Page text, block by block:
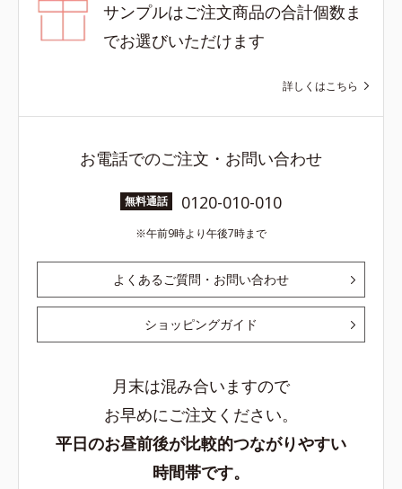
サンプルはご注文商品の合計個数ま
でお選びいただけます
詳しくはこちら
お電話でのご注文・お問い合わせ
無料通話 0120-010-010
午前9時より午後7時まで
よくあるご質問・お問い合わせ
ショッピングガイド
月末は混み合いますので
お早めにご注文ください。
平日のお昼前後が比較的つながりやすい
時間帯です。